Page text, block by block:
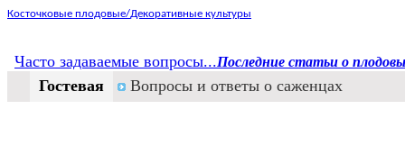
Косточковые плодовые/Декоративные культуры
Часто задаваемые вопросы...Последние статьи о
Гостевая Вопросы и ответы о саженцах